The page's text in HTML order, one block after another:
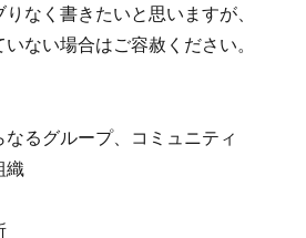
なく書きたいと思いますが、
ない場合はご容赦ください。
なるグループ、コミュニティ
織